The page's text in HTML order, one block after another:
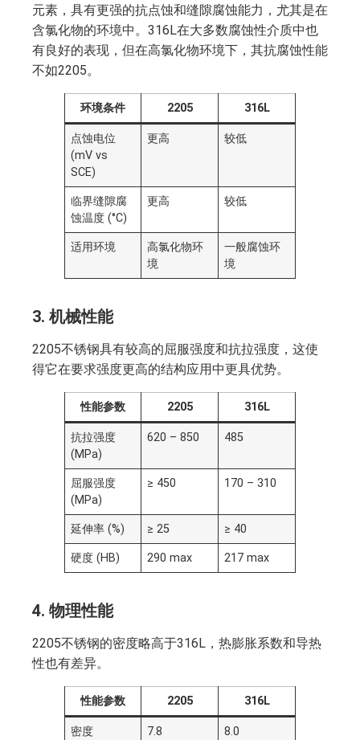
元素，具有更强的抗点蚀和缝隙腐蚀能力，尤其是在
含氯化物的环境中。316L在大多数腐蚀性介质中也
有良好的表现，但在高氯化物环境下，其抗腐蚀性能
不如2205。
环境条件 2205 316L
点蚀电位
(mV vs
SCE)
更高 较低
临界缝隙腐
蚀温度 (°C)
更高 较低
适用环境
高氯化物环
境
一般腐蚀环
境
3. 机械性能
2205不锈钢具有较高的屈服强度和抗拉强度，这使
得它在要求强度更高的结构应用中更具优势。
性能参数 2205 316L
抗拉强度
(MPa)
620 – 850 485
屈服强度
(MPa)
≥ 450 170 – 310
延伸率 (%) ≥ 25 ≥ 40
硬度 (HB) 290 max 217 max
4. 物理性能
2205不锈钢的密度略高于316L，热膨胀系数和导热
性也有差异。
性能参数 2205 316L
密度
7.8 8.0